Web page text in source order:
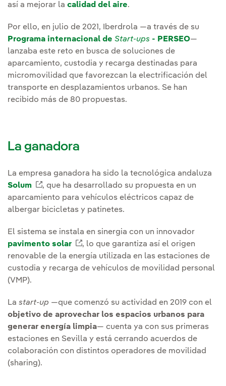
así a mejorar la calidad del aire.
Por ello, en julio de 2021, Iberdrola —a través de su
Programa internacional de Start-ups - PERSEO—
lanzaba este reto en busca de soluciones de
aparcamiento, custodia y recarga destinadas para
micromovilidad que favorezcan la electrificación del
transporte en desplazamientos urbanos. Se han
recibido más de 80 propuestas.
La ganadora
La empresa ganadora ha sido la tecnológica andaluza
Solum
Enlace externo, se abre en ventana nueva.
, que ha desarrollado su propuesta en un
aparcamiento para vehículos eléctricos capaz de
albergar bicicletas y patinetes.
El sistema se instala en sinergia con un innovador
pavimento solar
Enlace externo, se abre en ventana
, lo que garantiza así el origen
renovable de la energía utilizada en las estaciones de
custodia y recarga de vehículos de movilidad personal
(VMP).
La start-up —que comenzó su actividad en 2019 con el
objetivo de aprovechar los espacios urbanos para
generar energía limpia— cuenta ya con sus primeras
estaciones en Sevilla y está cerrando acuerdos de
colaboración con distintos operadores de movilidad
(sharing).